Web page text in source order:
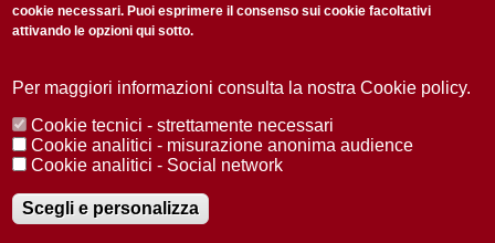
ISCRIVITI
Accetto laPrivacy Policy
Redazione Copyright Privacy
cookie necessari. Puoi esprimere il consenso sui cookie facoltativi
attivando le opzioni qui sotto.
Per maggiori informazioni consulta la nostra Cookie policy.
Cookie tecnici - strettamente necessari
Cookie analitici - misurazione anonima audience
Cookie analitici - Social network
Scegli e personalizza